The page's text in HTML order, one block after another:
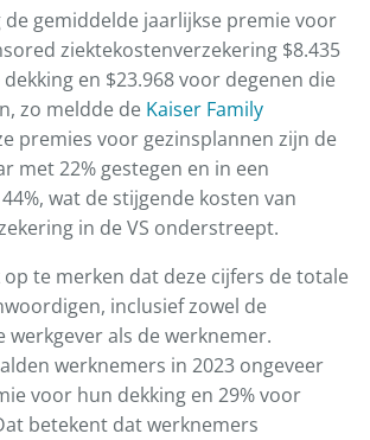
de gemiddelde jaarlijkse premie voor
ziektekostenverzekering $8.435
en $23.968 voor degenen die
zo meldde de Kaiser Family
premies voor gezinsplannen zijn de
met 22% gestegen en in een
wat de stijgende kosten van
in de VS onderstreept.
te merken dat deze cijfers de totale
inclusief zowel de
werkgever als de werknemer.
werknemers in 2023 ongeveer
voor hun dekking en 29% voor
betekent dat werknemers